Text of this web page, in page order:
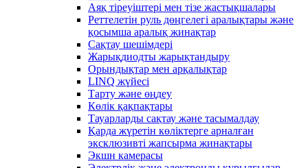
Аяқ тіреуіштері мен тізе жастықшалары
Реттелетін руль дөңгелегі аралықтары және
қосымша аралық жинақтар
Сақтау шешімдері
Жарықдиодты жарықтандыру
Орындықтар мен арқалықтар
LINQ жүйесі
Тарту және өңдеу
Көлік қақпақтары
Тауарларды сақтау және тасымалдау
Қарда жүретін көліктерге арналған
эксклюзивті жапсырма жинақтары
Экшн камерасы